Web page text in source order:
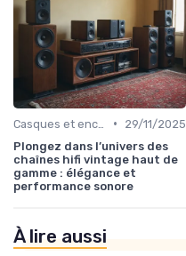
•
29/11/2025
Plongez dans l’univers des
chaînes hifi vintage haut de
gamme : élégance et
performance sonore
À lire aussi